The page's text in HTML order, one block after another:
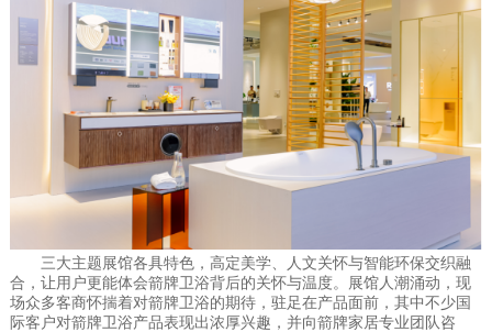
三大主题展馆各具特色，高定美学、人文关怀与智能环保交织融
合，让用户更能体会箭牌卫浴背后的关怀与温度。展馆人潮涌动，现
场众多客商怀揣着对箭牌卫浴的期待，驻足在产品面前，其中不少国
际客户对箭牌卫浴产品表现出浓厚兴趣，并向箭牌家居专业团队咨